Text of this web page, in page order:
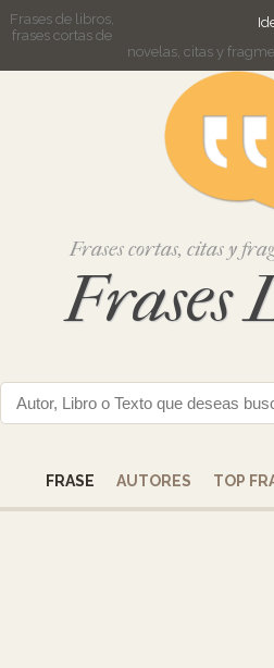
Frases de libros,
frases cortas de
novelas, citas y
Frases cortas, citas y
Frases
FRASE
AUTORES TOP